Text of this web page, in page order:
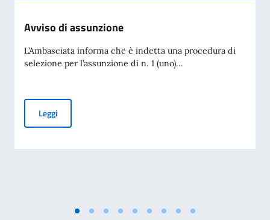
Avviso di assunzione
L’Ambasciata informa che è indetta una procedura di
selezione per l’assunzione di n. 1 (uno)...
LeggiAvviso di assunzione